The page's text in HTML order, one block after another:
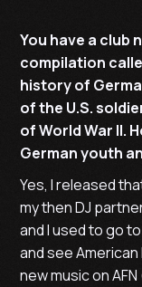
You have a club
compilation
history of
of the U.S.
of World War II.
German youth
Yes, I released
my then DJ
and I used to go
and see
new music on